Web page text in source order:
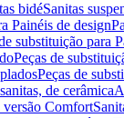
bidéSanitas
Painéis de design
substituição para
Peças de
Peças de
de cerâmica
versão Comfort